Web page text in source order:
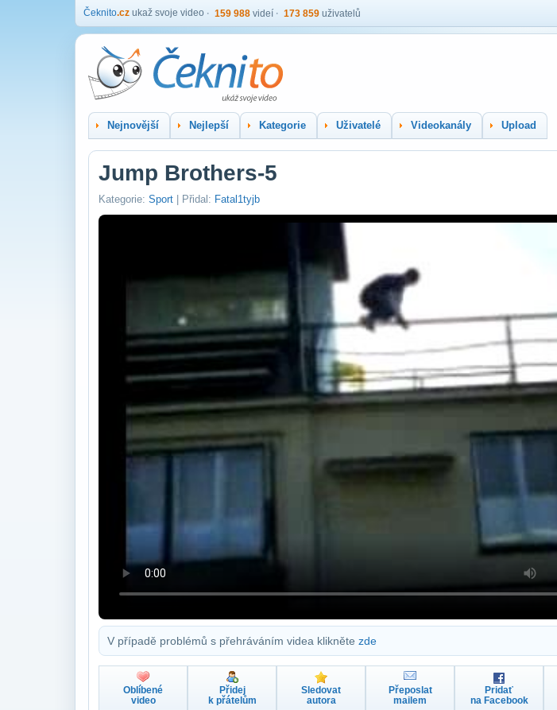
Čeknito.cz ukaž svoje video 159 988 videí 173 859 uživatelů
Nejnovější Nejlepší Kategorie Uživatelé Videokanály Upload
Jump Brothers-5
Kategorie: Sport | Přidal: Fatal1tyjb
V případě problémů s přehráváním videa klikněte zde
Oblíbené
video
Přidej
k přátelům
Sledovat
autora
Přeposlat
mailem
Pridať
na Facebook